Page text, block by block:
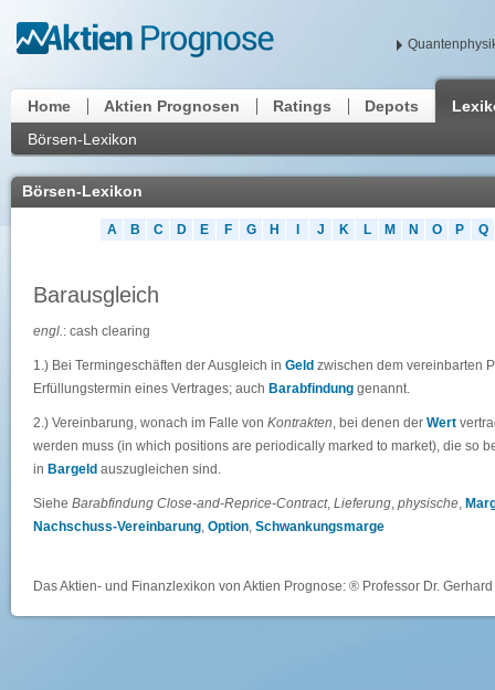
Home Aktien Prognosen Ratings Depots
Börsen-Lexikon
Börsen-Lexikon
A B C D E F G H J K L M N O P Q
Barausgleich
engl.: cash clearing
1.) Bei Termingeschäften der Ausgleich in Geld zwischen dem vereinbarten
Erfüllungstermin eines Vertrages; auch Barabfindung genannt.
2.) Vereinbarung, wonach im Falle von Kontrakten, bei denen der Wert
werden muss (in which positions are periodically marked to market), die so
in Bargeld auszugleichen sind.
Siehe Barabfindung Close-and-Reprice-Contract, Lieferung, physische,
Nachschuss-Vereinbarung, Option, Schwankungsmarge
Das Aktien- und Finanzlexikon von Aktien Prognose: ® Professor Dr.